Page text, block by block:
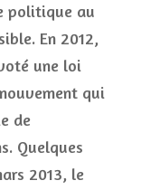
politique au
En 2012,
une loi
qui
de
Quelques
2013, le